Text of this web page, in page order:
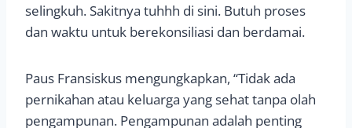
selingkuh. Sakitnya tuhhh di sini. Butuh proses
dan waktu untuk berekonsiliasi dan berdamai.
Paus Fransiskus mengungkapkan, “Tidak ada
pernikahan atau keluarga yang sehat tanpa olah
pengampunan. Pengampunan adalah penting